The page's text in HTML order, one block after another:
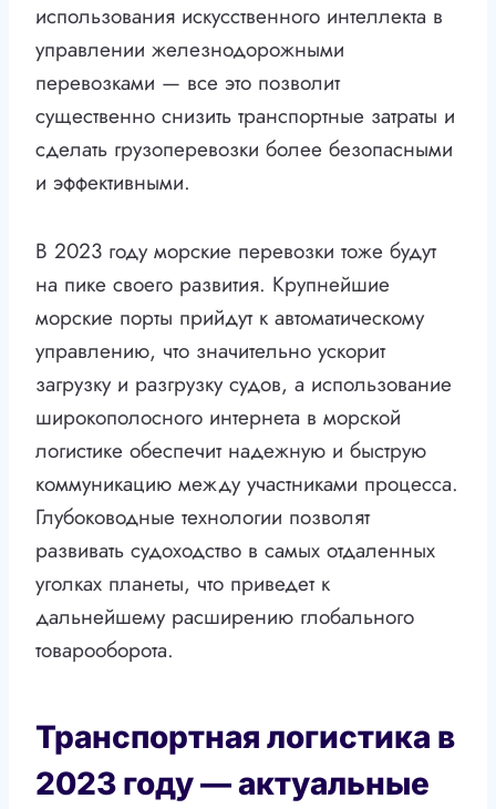
использования искусственного интеллекта в
управлении железнодорожными
перевозками — все это позволит
существенно снизить транспортные затраты и
сделать грузоперевозки более безопасными
и эффективными.
В 2023 году морские перевозки тоже будут
на пике своего развития. Крупнейшие
морские порты прийдут к автоматическому
управлению, что значительно ускорит
загрузку и разгрузку судов, а использование
широкополосного интернета в морской
логистике обеспечит надежную и быструю
коммуникацию между участниками процесса.
Глубоководные технологии позволят
развивать судоходство в самых отдаленных
уголках планеты, что приведет к
дальнейшему расширению глобального
товарооборота.
Транспортная логистика в
2023 году — актуальные